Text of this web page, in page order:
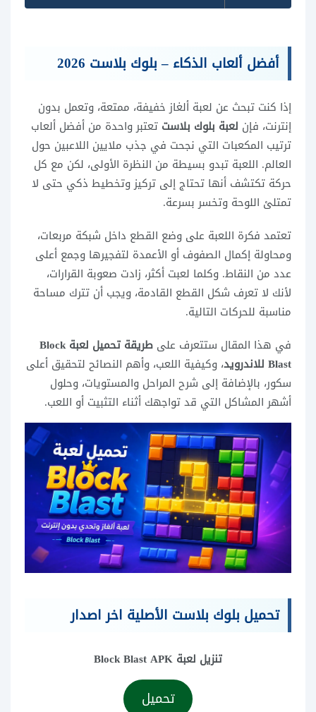
أفضل ألعاب الذكاء – بلوك بلاست 2026
إذا كنت تبحث عن لعبة ألغاز خفيفة، ممتعة، وتعمل بدون
إنترنت، فإن لعبة بلوك بلاست تعتبر واحدة من أفضل ألعاب
ترتيب المكعبات التي نجحت في جذب ملايين اللاعبين حول
العالم. اللعبة تبدو بسيطة من النظرة الأولى، لكن مع كل
حركة تكتشف أنها تحتاج إلى تركيز وتخطيط ذكي حتى لا
تمتلئ اللوحة وتخسر بسرعة.
تعتمد فكرة اللعبة على وضع القطع داخل شبكة مربعات،
ومحاولة إكمال الصفوف أو الأعمدة لتفجيرها وجمع أعلى
عدد من النقاط. وكلما لعبت أكثر، زادت صعوبة القرارات،
لأنك لا تعرف شكل القطع القادمة، ويجب أن تترك مساحة
مناسبة للحركات التالية.
في هذا المقال ستتعرف على
طريقة تحميل لعبة Block
Blast للاندرويد
، وكيفية اللعب، وأهم النصائح لتحقيق أعلى
سكور، بالإضافة إلى شرح المراحل والمستويات، وحلول
أشهر المشاكل التي قد تواجهك أثناء التثبيت أو اللعب.
تحميل بلوك بلاست الأصلية اخر اصدار
تنزيل لعبة Block Blast APK
تحميل